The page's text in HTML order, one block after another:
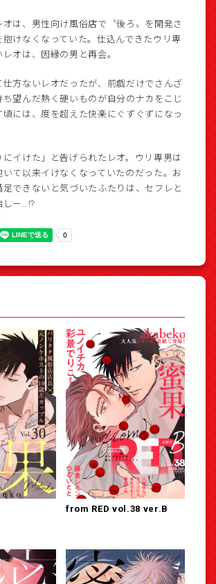
オは、男性向け風俗店で〝後ろ〟を開発さ
けなくなっていた。仕込んできたウリ専
オは、因縁の男と再会。
方ないレオだったが、前戯だけでさんざ
ち望んだ熱く硬いものが自分のナカをこじ
頃には、度を超えた快楽にぐずぐずになっ
イけた」と告げられたレオ。ウリ専男は
て以来イけなくなっていたのだった。お
足できないと気づいたふたりは、セフレと
しー…!?
from RED vol.38 ver.B